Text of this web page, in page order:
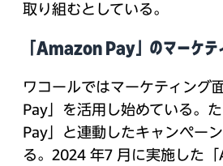
取り組むとしている。
「Amazon Pay」のマーケテ
ワコールではマーケティング
Pay」を活用し始めている。
Pay」と連動したキャンペー
る。2024 年7 月に実施した